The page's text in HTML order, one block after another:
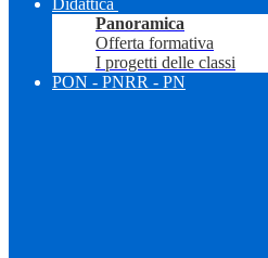
Didattica
Panoramica
Offerta formativa
I progetti delle classi
PON - PNRR - PN